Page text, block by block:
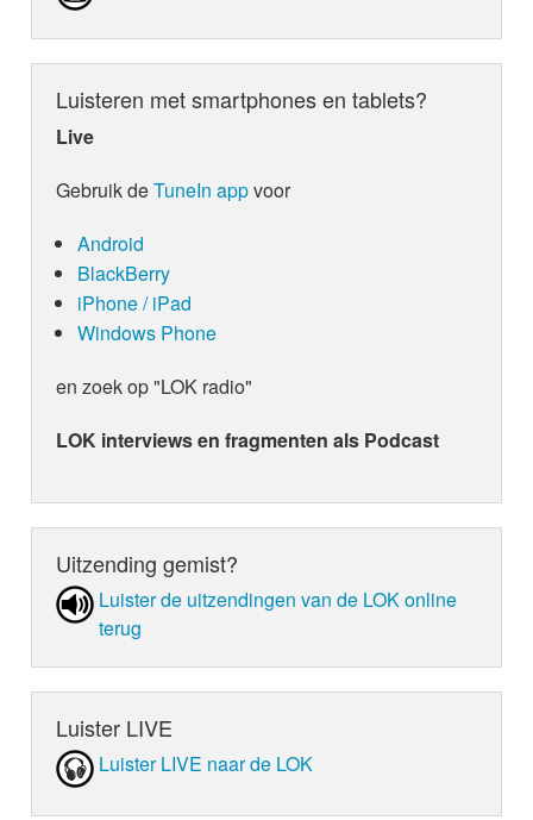
Luisteren met smartphones en tablets?
Live
Gebruik deTuneIn appvoor
Android
BlackBerry
iPhone / iPad
Windows Phone
en zoek op "LOK radio"
LOK interviews en fragmenten als Podcast
Uitzending gemist?
Luister de uit­zen­din­gen van de LOK online
terug
Luister LIVE
Luister LIVE naar de LOK